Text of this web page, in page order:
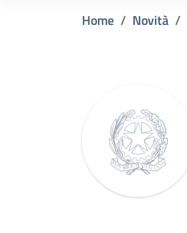
Home Novità